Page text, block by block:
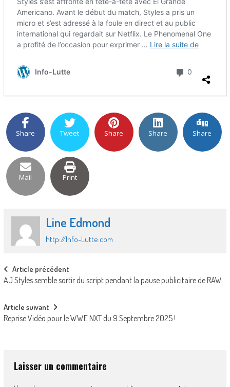
Share Tweet Share Share Share
Mail Print
Line Edmond
http://Info-Lutte.com
Post
navigation
Article précédent
AJ Styles semble sortir du script pendant la pause publicitaire de RAW
Article suivant
Reprise Vidéo pour le WWE NXT du 9 Septembre 2025 !
Laisser un commentaire